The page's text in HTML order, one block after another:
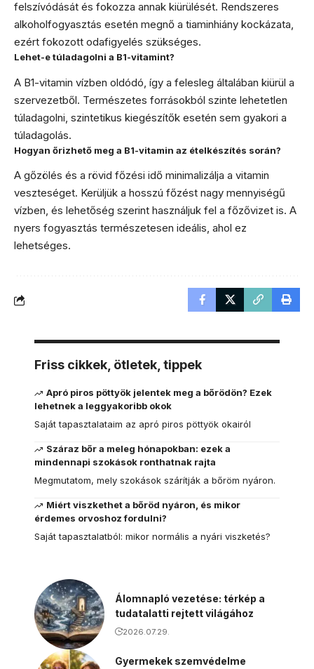
felszívódását és fokozza annak kiürülését. Rendszeres
alkoholfogyasztás esetén megnő a tiaminhiány kockázata,
ezért fokozott odafigyelés szükséges.
Lehet-e túladagolni a B1-vitamint?
A B1-vitamin vízben oldódó, így a felesleg általában kiürül a
szervezetből. Természetes forrásokból szinte lehetetlen
túladagolni, szintetikus kiegészítők esetén sem gyakori a
túladagolás.
Hogyan őrizhető meg a B1-vitamin az ételkészítés során?
A gőzölés és a rövid főzési idő minimalizálja a vitamin
veszteséget. Kerüljük a hosszú főzést nagy mennyiségű
vízben, és lehetőség szerint használjuk fel a főzővizet is. A
nyers fogyasztás természetesen ideális, ahol ez
lehetséges.
Friss cikkek, ötletek, tippek
Apró piros pöttyök jelentek meg a bőrödön? Ezek
lehetnek a leggyakoribb okok
Saját tapasztalataim az apró piros pöttyök okairól
Száraz bőr a meleg hónapokban: ezek a
mindennapi szokások ronthatnak rajta
Megmutatom, mely szokások szárítják a bőröm nyáron.
Miért viszkethet a bőröd nyáron, és mikor
érdemes orvoshoz fordulni?
Saját tapasztalatból: mikor normális a nyári viszketés?
Álomnapló vezetése: térkép a
tudatalatti rejtett világához
2026.07.29.
Gyermekek szemvédelme